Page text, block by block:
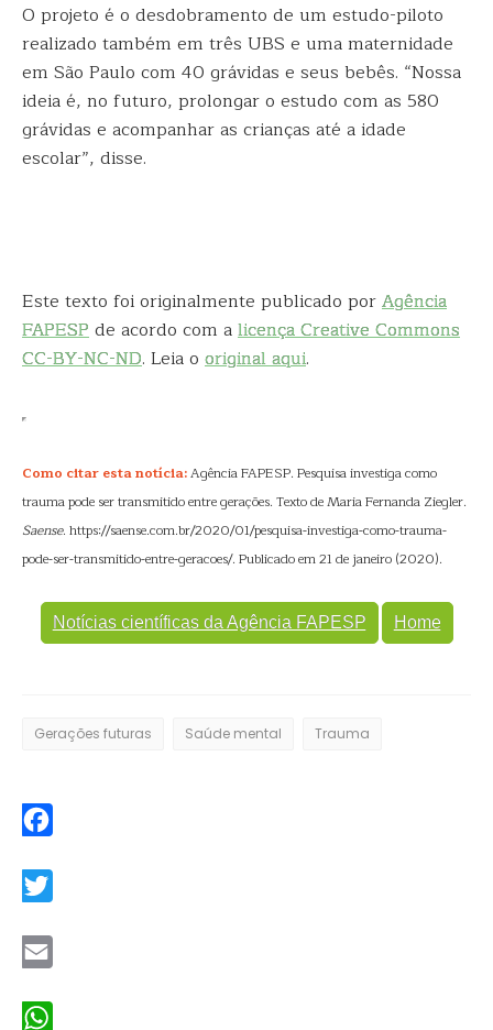
O projeto é o desdobramento de um estudo-piloto
realizado também em três UBS e uma maternidade
em São Paulo com 40 grávidas e seus bebês. “Nossa
ideia é, no futuro, prolongar o estudo com as 580
grávidas e acompanhar as crianças até a idade
escolar”, disse.
Este texto foi originalmente publicado porAgência
FAPESPde acordo com alicença Creative Commons
CC-BY-NC-ND. Leia o original aqui.
Como citar esta notícia:Agência FAPESP. Pesquisa investiga como
trauma pode ser transmitido entre gerações. Texto de Maria Fernanda Ziegler.
Saense. https://saense.com.br/2020/01/pesquisa-investiga-como-trauma-
pode-ser-transmitido-entre-geracoes/. Publicado em 21 de janeiro (2020).
Notícias científicas da Agência FAPESP Home
Gerações futuras Saúde mental Trauma